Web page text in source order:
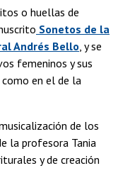
o huellas de
Sonetos de la
Andrés Bello , y se
femeninos y sus
en el de la
de los
la profesora Tania
y de creación